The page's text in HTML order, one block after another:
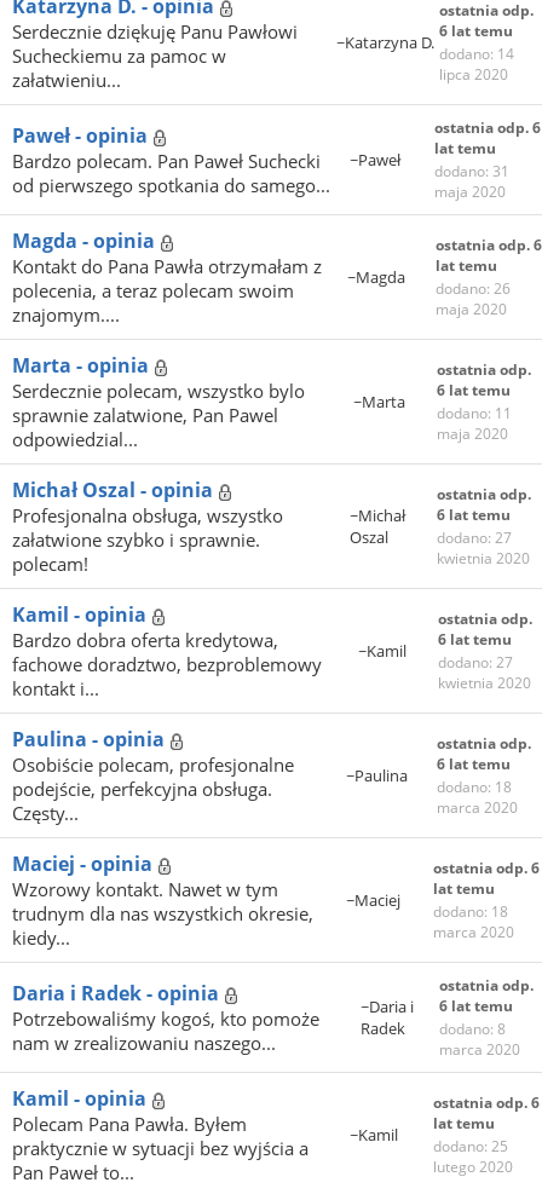
Katarzyna D. - opinia
Serdecznie dziękuję Panu Pawłowi
Sucheckiemu za pamoc w
załatwieniu...
~Katarzyna D.
ostatnia odp.
6 lat temu
dodano: 14
lipca 2020
Paweł - opinia
Bardzo polecam. Pan Paweł Suchecki
od pierwszego spotkania do samego...
~Paweł
ostatnia odp. 6
lat temu
dodano: 31
maja 2020
Magda - opinia
Kontakt do Pana Pawła otrzymałam z
polecenia, a teraz polecam swoim
znajomym....
~Magda
ostatnia odp. 6
lat temu
dodano: 26
maja 2020
Marta - opinia
Serdecznie polecam, wszystko bylo
sprawnie zalatwione, Pan Pawel
odpowiedzial...
~Marta
ostatnia odp.
6 lat temu
dodano: 11
maja 2020
Michał Oszal - opinia
Profesjonalna obsługa, wszystko
załatwione szybko i sprawnie.
polecam!
~Michał
Oszal
ostatnia odp.
6 lat temu
dodano: 27
kwietnia 2020
Kamil - opinia
Bardzo dobra oferta kredytowa,
fachowe doradztwo, bezproblemowy
kontakt i...
~Kamil
ostatnia odp.
6 lat temu
dodano: 27
kwietnia 2020
Paulina - opinia
Osobiście polecam, profesjonalne
podejście, perfekcyjna obsługa.
Częsty...
~Paulina
ostatnia odp.
6 lat temu
dodano: 18
marca 2020
Maciej - opinia
Wzorowy kontakt. Nawet w tym
trudnym dla nas wszystkich okresie,
kiedy...
~Maciej
ostatnia odp. 6
lat temu
dodano: 18
marca 2020
Daria i Radek - opinia
Potrzebowaliśmy kogoś, kto pomoże
nam w zrealizowaniu naszego...
~Daria i
Radek
ostatnia odp.
6 lat temu
dodano: 8
marca 2020
Kamil - opinia
Polecam Pana Pawła. Byłem
praktycznie w sytuacji bez wyjścia a
Pan Paweł to...
~Kamil
ostatnia odp. 6
lat temu
dodano: 25
lutego 2020